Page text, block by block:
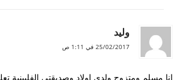
وليد
25/02/2017 في 1:11 ص
انا مسلم ومتزوج ولدي اولاد وصديقتي الفلبينية